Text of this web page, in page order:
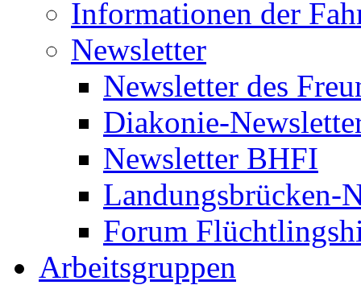
Informationen der
Newsletter
Newsletter des
Diakonie-
Newsletter BHFI
Landungsbrücken-
Forum
Arbeitsgruppen